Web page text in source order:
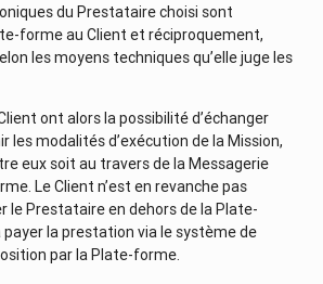
du Prestataire choisi sont
forme au Client et réciproquement,
les moyens techniques qu’elle juge les
ont alors la possibilité d’échanger
les modalités d’exécution de la Mission,
eux soit au travers de la Messagerie
Le Client n’est en revanche pas
le Prestataire en dehors de la Plate-
payer la prestation via le système de
par la Plate-forme.